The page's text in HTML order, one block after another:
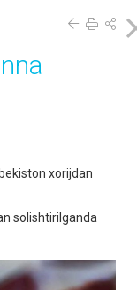
xorijdan
solishtirilganda